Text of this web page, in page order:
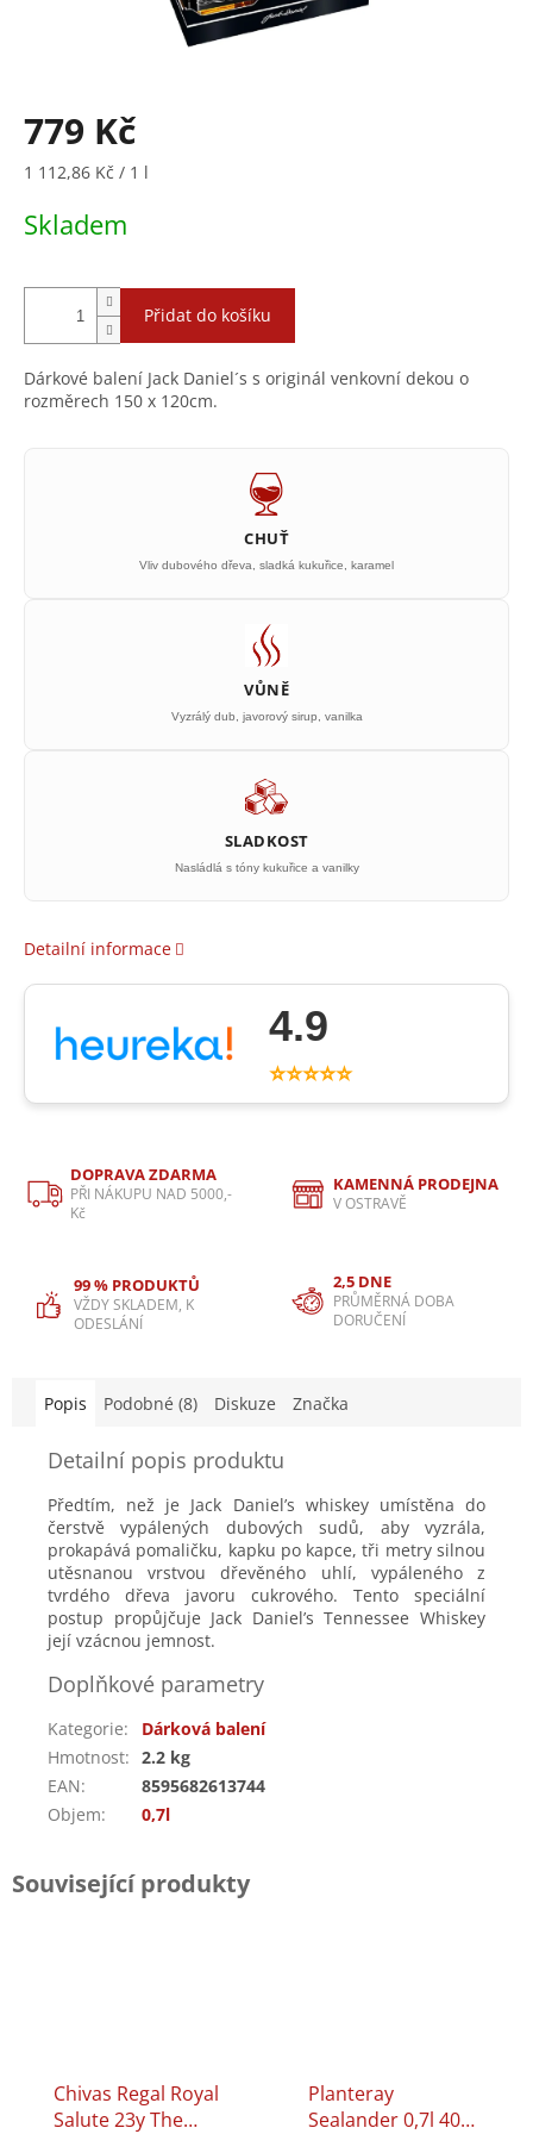
779 Kč
Měrná
1 112,86 Kč / 1 l
Skladem
Přidat do košíku
Dárkové balení Jack Daniel´s s originál venkovní dekou o
rozměrech 150 x 120cm.
CHUŤ
Vliv dubového dřeva, sladká kukuřice, karamel
VŮNĚ
Vyzrálý dub, javorový sirup, vanilka
SLADKOST
Nasládlá s tóny kukuřice a vanilky
Detailní informace
4.9
⭐⭐⭐⭐⭐
DOPRAVA ZDARMA
PŘI NÁKUPU NAD 5000,-
Kč
KAMENNÁ PRODEJNA
V OSTRAVĚ
99 % PRODUKTŮ
VŽDY SKLADEM, K
ODESLÁNÍ
2,5 DNE
PRŮMĚRNÁ DOBA
DORUČENÍ
Popis Podobné (8) Diskuze Značka
Detailní popis produktu
Předtím, než je Jack Daniel’s whiskey umístěna do
čerstvě vypálených dubových sudů, aby vyzrála,
prokapává pomaličku, kapku po kapce, tři metry silnou
utěsnanou vrstvou dřevěného uhlí, vypáleného z
tvrdého dřeva javoru cukrového. Tento speciální
postup propůjčuje Jack Daniel’s Tennessee Whiskey
její vzácnou jemnost.
Doplňkové parametry
Kategorie:
Dárková balení
Hmotnost: 2.2 kg
EAN:
8595682613744
Objem: 0,7l
Související produkty
Chivas Regal Royal
Salute 23y The
Planteray
Sealander 0,7l 40%